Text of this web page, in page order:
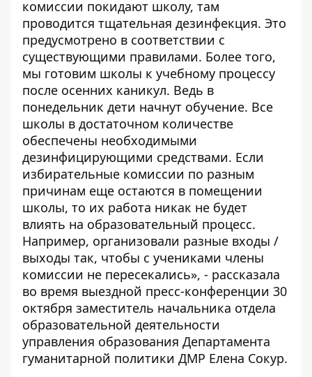
комиссии покидают школу, там
проводится тщательная дезинфекция. Это
предусмотрено в соответствии с
существующими правилами. Более того,
мы готовим школы к учебному процессу
после осенних каникул. Ведь в
понедельник дети начнут обучение. Все
школы в достаточном количестве
обеспечены необходимыми
дезинфицирующими средствами. Если
избирательные комиссии по разным
причинам еще остаются в помещении
школы, то их работа никак не будет
влиять на образовательный процесс.
Например, организовали разные входы /
выходы так, чтобы с учениками члены
комиссии не пересекались», - рассказала
во время выездной пресс-конференции 30
октября заместитель начальника отдела
образовательной деятельности
управления образования Департамента
гуманитарной политики ДМР Елена Сокур.